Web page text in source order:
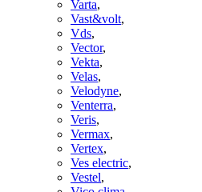
Varta,
Vast&volt,
Vds,
Vector,
Vekta,
Velas,
Velodyne,
Venterra,
Veris,
Vermax,
Vertex,
Ves electric,
Vestel,